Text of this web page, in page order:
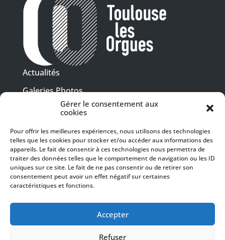
Gérer le consentement aux
cookies
Pour offrir les meilleures expériences, nous utilisons des technologies
telles que les cookies pour stocker et/ou accéder aux informations des
appareils. Le fait de consentir à ces technologies nous permettra de
traiter des données telles que le comportement de navigation ou les ID
uniques sur ce site. Le fait de ne pas consentir ou de retirer son
consentement peut avoir un effet négatif sur certaines
caractéristiques et fonctions.
Accepter
Refuser
Actualités
Galeries Photos
Vidéothèque
Presse
Billetterie
Recrutement
Mentions légales
Politique de confidentialité
SUIVEZ-NOUS